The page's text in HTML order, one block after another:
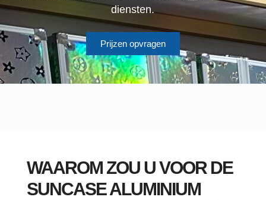
diensten.
Prijzen opvragen
WAAROM ZOU U VOOR DE
SUNCASE ALUMINIUM